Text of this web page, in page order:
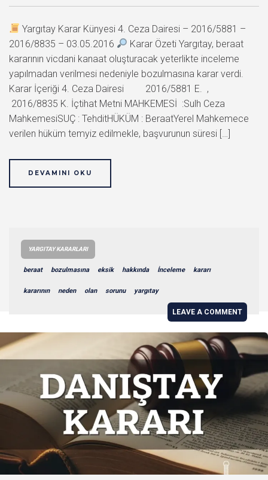
Yargıtay Karar Künyesi 4. Ceza Dairesi – 2016/5881 –
2016/8835 – 03.05.2016
Karar Özeti Yargıtay, beraat
kararının vicdani kanaat oluşturacak yeterlikte inceleme
yapılmadan verilmesi nedeniyle bozulmasına karar verdi.
Karar İçeriği 4. Ceza Dairesi 2016/5881 E. ,
2016/8835 K. İçtihat Metni MAHKEMESİ :Sulh Ceza
MahkemesiSUÇ : TehditHÜKÜM : BeraatYerel Mahkemece
verilen hüküm temyiz edilmekle, başvurunun süresi […]
DEVAMINI OKU
YARGITAY KARARLARI
beraat bozulmasına eksik hakkında İnceleme kararı
kararının neden olan sorunu yargıtay
LEAVE A COMMENT